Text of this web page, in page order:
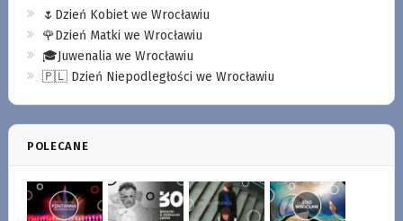
🌷Dzień Kobiet we Wrocławiu
🌹Dzień Matki we Wrocławiu
🎓Juwenalia we Wrocławiu
🇵🇱 Dzień Niepodległości we Wrocławiu
POLECANE